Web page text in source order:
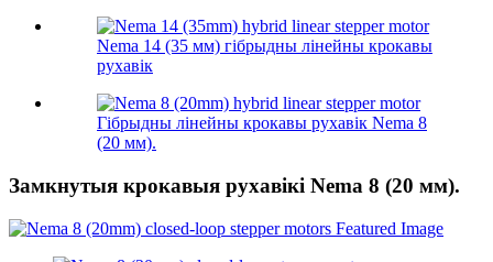
Nema 14 (35 мм) гібрыдны лінейны крокавы
рухавік
Гібрыдны лінейны крокавы рухавік Nema 8
(20 мм).
Замкнутыя крокавыя рухавікі Nema 8 (20 мм).